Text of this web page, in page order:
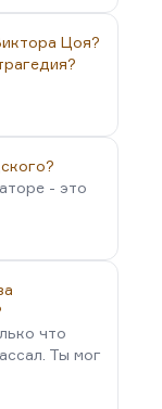
Цоя?
- это
что
Ты мог